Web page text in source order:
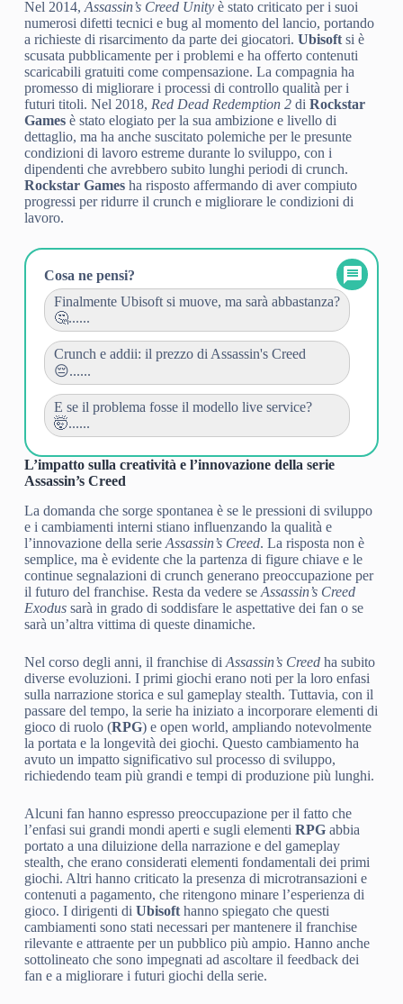
Nel 2014, Assassin’s Creed Unityè stato criticato per i suoi
numerosi difetti tecnici e bug al momento del lancio, portando
a richieste di risarcimento da parte dei giocatori. Ubisoftsi è
scusata pubblicamente per i problemi e ha offerto contenuti
scaricabili gratuiti come compensazione. La compagnia ha
promesso di migliorare i processi di controllo qualità per i
futuri titoli. Nel 2018, Red Dead Redemption 2di Rockstar
Gamesè stato elogiato per la sua ambizione e livello di
dettaglio, ma ha anche suscitato polemiche per le presunte
condizioni di lavoro estreme durante lo sviluppo, con i
dipendenti che avrebbero subito lunghi periodi di crunch.
Rockstar Gamesha risposto affermando di aver compiuto
progressi per ridurre il crunch e migliorare le condizioni di
lavoro.
Cosa ne pensi?
Finalmente Ubisoft si muove, ma sarà abbastanza?
🤔......
Crunch e addii: il prezzo di Assassin's Creed
😔......
E se il problema fosse il modello live service?
🤯......
L’impatto sulla creatività e l’innovazione della serie
Assassin’s Creed
La domanda che sorge spontanea è se le pressioni di sviluppo
e i cambiamenti interni stiano influenzando la qualità e
l’innovazione della serie Assassin’s Creed. La risposta non è
semplice, ma è evidente che la partenza di figure chiave e le
continue segnalazioni di crunch generano preoccupazione per
il futuro del franchise. Resta da vedere se Assassin’s Creed
Exodussarà in grado di soddisfare le aspettative dei fan o se
sarà un’altra vittima di queste dinamiche.
Nel corso degli anni, il franchise di Assassin’s Creedha subito
diverse evoluzioni. I primi giochi erano noti per la loro enfasi
sulla narrazione storica e sul gameplay stealth. Tuttavia, con il
passare del tempo, la serie ha iniziato a incorporare elementi di
gioco di ruolo (RPG) e open world, ampliando notevolmente
la portata e la longevità dei giochi. Questo cambiamento ha
avuto un impatto significativo sul processo di sviluppo,
richiedendo team più grandi e tempi di produzione più lunghi.
Alcuni fan hanno espresso preoccupazione per il fatto che
l’enfasi sui grandi mondi aperti e sugli elementi RPGabbia
portato a una diluizione della narrazione e del gameplay
stealth, che erano considerati elementi fondamentali dei primi
giochi. Altri hanno criticato la presenza di microtransazioni e
contenuti a pagamento, che ritengono minare l’esperienza di
gioco. I dirigenti di Ubisofthanno spiegato che questi
cambiamenti sono stati necessari per mantenere il franchise
rilevante e attraente per un pubblico più ampio. Hanno anche
sottolineato che sono impegnati ad ascoltare il feedback dei
fan e a migliorare i futuri giochi della serie.